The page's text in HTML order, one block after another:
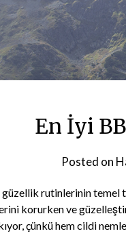
En İyi
Posted on
güzellik rutinlerinin temel
korurken ve
çünkü hem cildi